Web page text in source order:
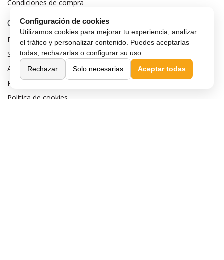
Condiciones de compra
Compra Segura
Preguntas frecuentes
Seguros para móviles
Aviso legal
Política de privacidad
Política de cookies
Configuración de cookies
Utilizamos cookies para mejorar tu experiencia, analizar
el tráfico y personalizar contenido. Puedes aceptarlas
todas, rechazarlas o configurar su uso.
Rechazar
Solo necesarias Aceptar todas